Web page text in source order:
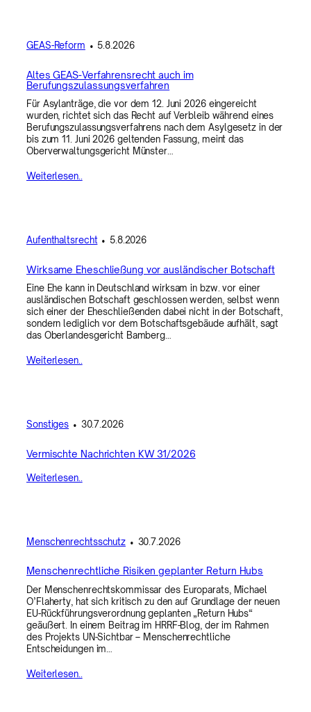
GEAS-Reform • 5.8.2026
Altes GEAS-Verfahrensrecht auch im
Berufungszulassungsverfahren
Für Asylanträge, die vor dem 12. Juni 2026 eingereicht
wurden, richtet sich das Recht auf Verbleib während eines
Berufungszulassungsverfahrens nach dem Asylgesetz in der
bis zum 11. Juni 2026 geltenden Fassung, meint das
Oberverwaltungsgericht Münster…
Weiterlesen..
Aufenthaltsrecht• 5.8.2026
Wirksame Eheschließung vor ausländischer Botschaft
Eine Ehe kann in Deutschland wirksam in bzw. vor einer
ausländischen Botschaft geschlossen werden, selbst wenn
sich einer der Eheschließenden dabei nicht in der Botschaft,
sondern lediglich vor dem Botschaftsgebäude aufhält, sagt
das Oberlandesgericht Bamberg…
Weiterlesen..
Sonstiges • 30.7.2026
Vermischte Nachrichten KW 31/2026
Weiterlesen..
Menschenrechtsschutz • 30.7.2026
Menschenrechtliche Risiken geplanter Return Hubs
Der Menschenrechtskommissar des Europarats, Michael
O’Flaherty, hat sich kritisch zu den auf Grundlage der neuen
EU-Rückführungsverordnung geplanten „Return Hubs“
geäußert. In einem Beitrag im HRRF-Blog, der im Rahmen
des Projekts UN-Sichtbar – Menschenrechtliche
Entscheidungen im…
Weiterlesen..